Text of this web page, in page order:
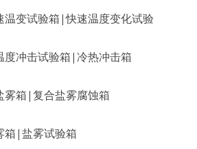
变试验箱|快速温度变化试验
冲击试验箱|冷热冲击箱
箱|复合盐雾腐蚀箱
箱|盐雾试验箱